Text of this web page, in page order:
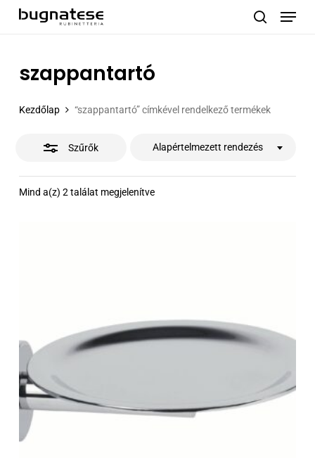
Menu
szappantartó
Kezdőlap “szappantartó” címkével rendelkező termékek
Szűrők
Mind a(z) 2 találat megjelenítve
Alapértelmezett rendezés